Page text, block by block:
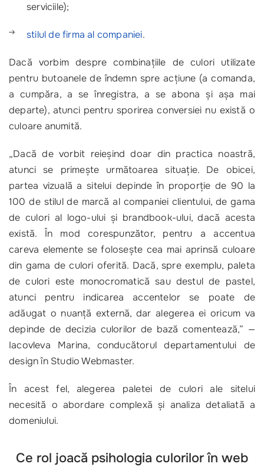
serviciile);
stilul de firma al companiei.
Dacă vorbim despre combinaţiile de culori utilizate
pentru butoanele de îndemn spre acţiune (a comanda,
a cumpăra, a se înregistra, a se abona şi aşa mai
departe), atunci pentru sporirea conversiei nu există o
culoare anumită.
„Dacă de vorbit reieşind doar din practica noastră,
atunci se primeşte următoarea situaţie. De obicei,
partea vizuală a sitelui depinde în proporţie de 90 la
100 de stilul de marcă al companiei clientului, de gama
de culori al logo-ului şi brandbook-ului, dacă acesta
există. În mod corespunzător, pentru a accentua
careva elemente se foloseşte cea mai aprinsă culoare
din gama de culori oferită. Dacă, spre exemplu, paleta
de culori este monocromatică sau destul de pastel,
atunci pentru indicarea accentelor se poate de
adăugat o nuanţă externă, dar alegerea ei oricum va
depinde de decizia culorilor de bază comentează,” —
Iacovleva Marina, conducătorul departamentului de
design în Studio Webmaster.
În acest fel, alegerea paletei de culori ale sitelui
necesită o abordare complexă şi analiza detaliată a
domeniului.
Ce rol joacă psihologia culorilor în web